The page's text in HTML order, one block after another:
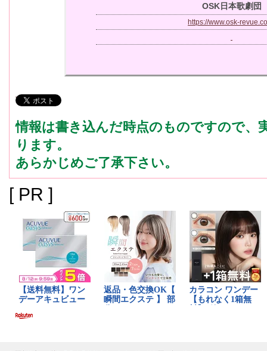
OSK日本歌劇団
https://www.osk-
情報は書き込んだ時点のものですので、
ります。
あらかじめご了承下さい。
[ PR ]